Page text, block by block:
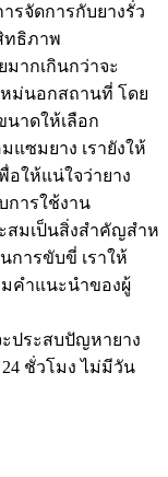
รจัดการกับยางรั่ว
ทธิภาพ
ากเกินกว่าจะ
หม่นอกสถานที่ โดย
าดให้เลือก
แซมยาง เรายังให้
อให้แน่ใจว่ายาง
ารใช้งาน
สมเป็นสิ่งสําคัญสําห
การขับขี่ เราให้
คําแนะนําของผู้
ประสบปัญหายาง
ชั่วโมง ไม่มีวัน